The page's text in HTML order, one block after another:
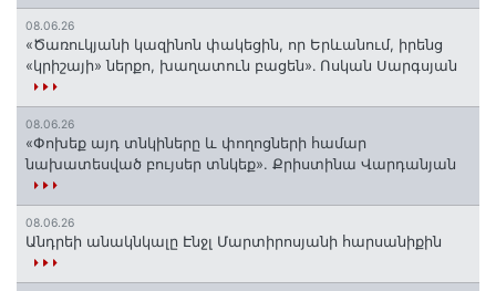
08.06.26
«Ծառուկյանի կազինոն փակեցին, որ Երևանում, իրենց
«կրիշայի» ներքո, խաղատուն բացեն»․ Ոսկան Սարգսյան
08.06.26
«Փոխեք այդ տնկիները և փողոցների համար
նախատեսված բույսեր տնկեք». Քրիստինա Վարդանյան
08.06.26
Անդրեի անակնկալը Էնջլ Մարտիրոսյանի հարսանիքին